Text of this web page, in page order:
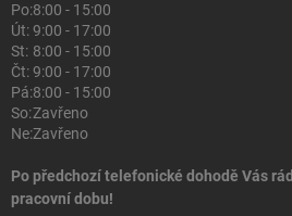
Po:8:00 - 15:00
Út:9:00 - 17:00
St: 8:00 - 15:00
Čt:9:00 - 17:00
Pá:8:00 - 15:00
So:Zavřeno
Ne:Zavřeno
Po předchozí telefonické dohodě Vás
pracovní dobu!